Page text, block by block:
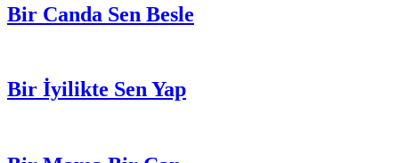
Bir Canda Sen Besle
Bir İyilikte Sen Yap